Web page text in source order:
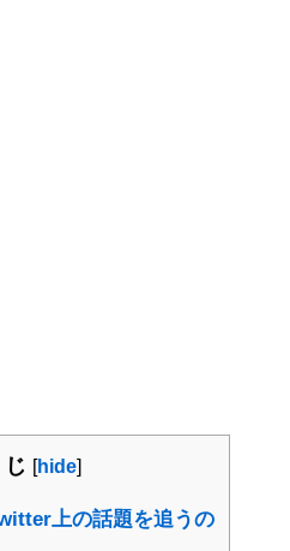
じ [hide]
上の話題を追うの